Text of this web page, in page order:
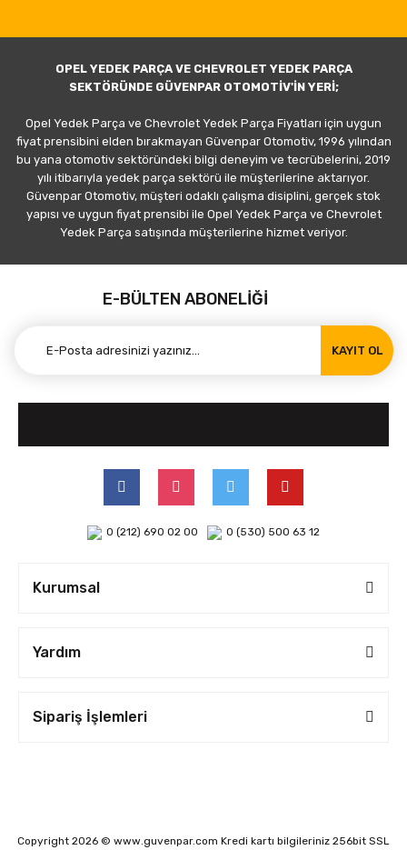
OPEL YEDEK PARÇA VE CHEVROLET YEDEK PARÇA
SEKTÖRÜNDE GÜVENPAR OTOMOTİV'İN YERİ;
Opel Yedek Parça ve Chevrolet Yedek Parça Fiyatları için uygun
fiyat prensibini elden bırakmayan Güvenpar Otomotiv, 1996 yılından
bu yana otomotiv sektöründeki bilgi deneyim ve tecrübelerini, 2019
yılı itibarıyla yedek parça sektörü ile müşterilerine aktarıyor.
Güvenpar Otomotiv, müşteri odaklı çalışma disiplini, gerçek stok
yapısı ve uygun fiyat prensibi ile Opel Yedek Parça ve Chevrolet
Yedek Parça satışında müşterilerine hizmet veriyor.
E-BÜLTEN ABONELİĞİ
KAYIT OL
0 (212) 690 02 00 0 (530) 500 63 12
Kurumsal
Yardım
Sipariş İşlemleri
Copyright 2026 © www.guvenpar.com Kredi kartı bilgileriniz 256bit SSL